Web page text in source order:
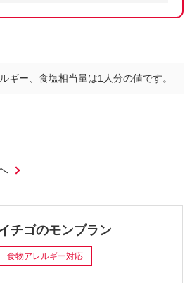
ギー、食塩相当量は1人分の値です。
チゴのモンブラン
食物アレルギー対応